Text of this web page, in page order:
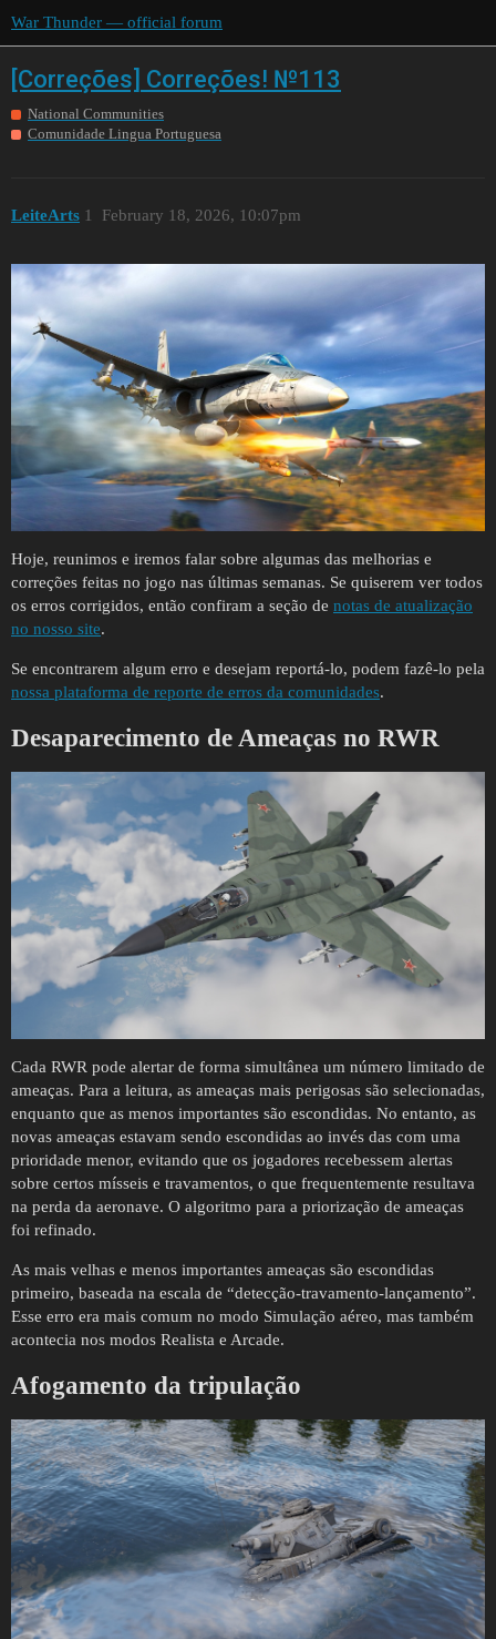
War Thunder — official forum
[Correções] Correções! №113
National Communities
Comunidade Lingua Portuguesa
LeiteArts February 18, 2026, 10:07pm
1
Hoje, reunimos e iremos falar sobre algumas das melhorias e
correções feitas no jogo nas últimas semanas. Se quiserem ver todos
os erros corrigidos, então confiram a seção de notas de atualização
no nosso site.
Se encontrarem algum erro e desejam reportá-lo, podem fazê-lo pela
nossa plataforma de reporte de erros da comunidades.
Desaparecimento de Ameaças no RWR
Cada RWR pode alertar de forma simultânea um número limitado de
ameaças. Para a leitura, as ameaças mais perigosas são selecionadas,
enquanto que as menos importantes são escondidas. No entanto, as
novas ameaças estavam sendo escondidas ao invés das com uma
prioridade menor, evitando que os jogadores recebessem alertas
sobre certos mísseis e travamentos, o que frequentemente resultava
na perda da aeronave. O algoritmo para a priorização de ameaças
foi refinado.
As mais velhas e menos importantes ameaças são escondidas
primeiro, baseada na escala de “detecção-travamento-lançamento”.
Esse erro era mais comum no modo Simulação aéreo, mas também
acontecia nos modos Realista e Arcade.
Afogamento da tripulação